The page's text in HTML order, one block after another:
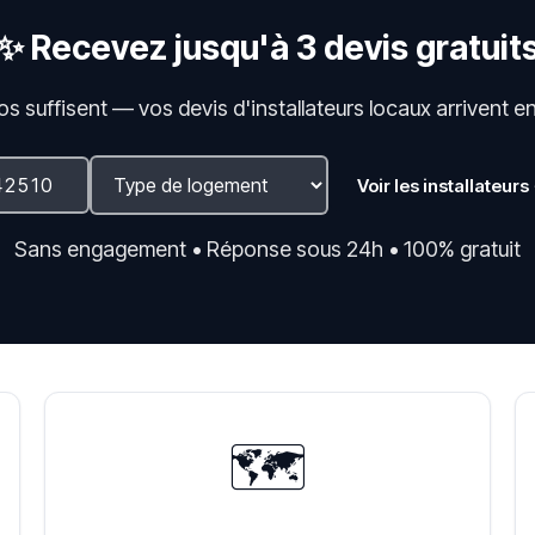
Recevez jusqu'à 3 devis
suffisent — vos devis d'installateurs locaux arrivent
Voir les
Sans engagement • Réponse sous 24h • 100% gratuit
🗺️